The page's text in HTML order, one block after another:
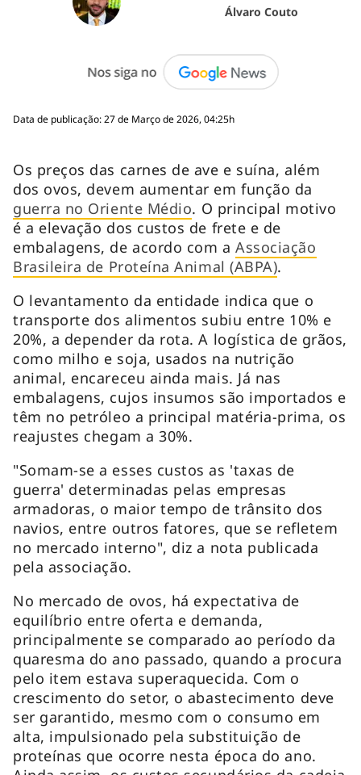
Álvaro Couto
Data de publicação: 27 de Março de 2026, 04:25h
Os preços das carnes de ave e suína, além
dos ovos, devem aumentar em função da
guerra no Oriente Médio. O principal motivo
é a elevação dos custos de frete e de
embalagens, de acordo com aAssociação
Brasileira de Proteína Animal (ABPA).
O levantamento da entidade indica que o
transporte dos alimentos subiu entre 10% e
20%, a depender da rota. A logística de grãos,
como milho e soja, usados na nutrição
animal, encareceu ainda mais. Já nas
embalagens, cujos insumos são importados e
têm no petróleo a principal matéria-prima, os
reajustes chegam a 30%.
"Somam-se a esses custos as 'taxas de
guerra' determinadas pelas empresas
armadoras, o maior tempo de trânsito dos
navios, entre outros fatores, que se refletem
no mercado interno", diz a nota publicada
pela associação.
No mercado de ovos, há expectativa de
equilíbrio entre oferta e demanda,
principalmente se comparado ao período da
quaresma do ano passado, quando a procura
pelo item estava superaquecida. Com o
crescimento do setor, o abastecimento deve
ser garantido, mesmo com o consumo em
alta, impulsionado pela substituição de
proteínas que ocorre nesta época do ano.